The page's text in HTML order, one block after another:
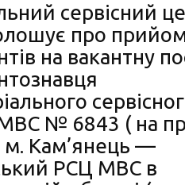
сервісний
про
на вакантну
№ 6843 ( на
м. Кам’янець —
РСЦ МВС в